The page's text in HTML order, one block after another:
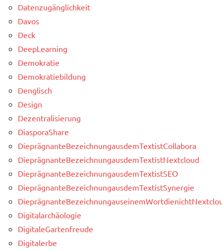
Datenzugänglichkeit
Davos
Deck
DeepLearning
Demokratie
Demokratiebildung
Denglisch
Design
Dezentralisierung
DiasporaShare
DieprägnanteBezeichnungausdemTextistCollabora
DieprägnanteBezeichnungausdemTextistNextcloud
DieprägnanteBezeichnungausdemTextistSEO
DieprägnanteBezeichnungausdemTextistSynergie
Digitalarchäologie
DigitaleGartenfreude
Digitalerbe